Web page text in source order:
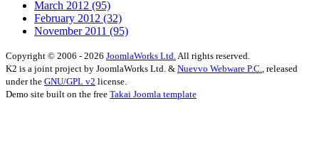
March 2012 (95)
February 2012 (32)
November 2011 (95)
Copyright © 2006 - 2026 JoomlaWorks Ltd.All rights reserved.
K2 is a joint project by JoomlaWorks Ltd. & Nuevvo Webware P.C., released
under the GNU/GPL v2 license.
Demo site built on the free Takai Joomla template